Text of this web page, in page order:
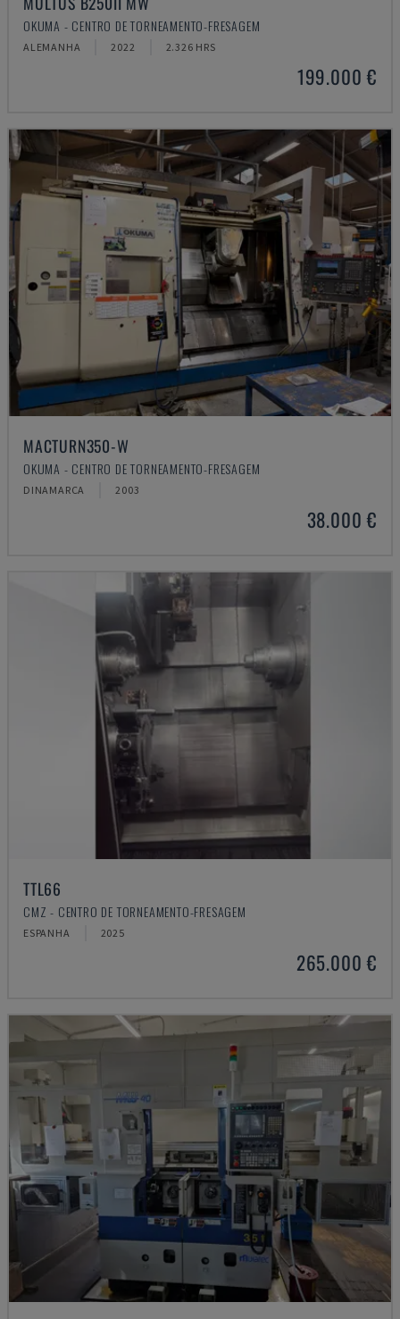
OKUMA - CENTRO DE TORNEAMENTO-FRESAGEM
ALEMANHA 2022 2.326 HRS
199.000 €
MACTURN350-W
OKUMA - CENTRO DE TORNEAMENTO-FRESAGEM
DINAMARCA 2003
38.000 €
TTL66
CMZ - CENTRO DE TORNEAMENTO-FRESAGEM
ESPANHA 2025
265.000 €